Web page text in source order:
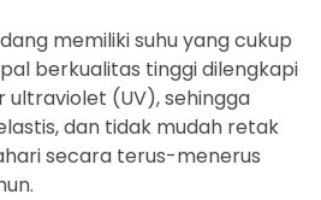
memiliki suhu yang cukup
berkualitas tinggi dilengkapi
ultraviolet (UV), sehingga
dan tidak mudah retak
secara terus-menerus